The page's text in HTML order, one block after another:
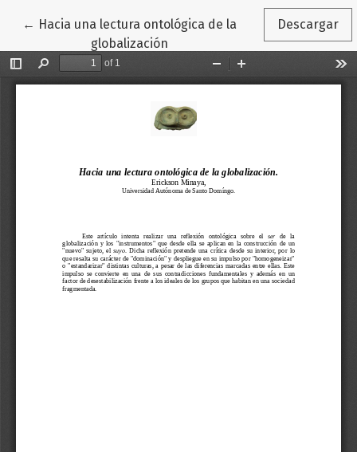
← Volver a los detalles del artículo
Hacia una lectura ontológica de la
globalización
Descargar